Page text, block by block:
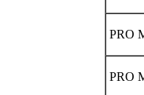
PRO
PRO